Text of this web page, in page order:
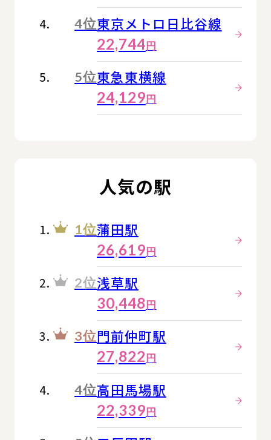
4位東京メトロ日比谷線
22,744円
5位東急東横線
24,129円
人気の駅
1位蒲田駅
26,619円
2位浅草駅
30,448円
3位門前仲町駅
27,822円
4位高田馬場駅
22,339円